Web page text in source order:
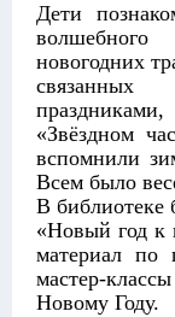
Дети
новогодних
«Звёздном
вспомнили
Всем было
В библиотеке
«Новый год к
материал по
мастер-
Новому Году.